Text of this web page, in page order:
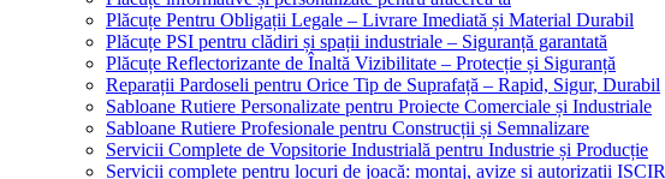
Plăcuțe Pentru Obligații Legale – Livrare Imediată și Material Durabil
Plăcuțe PSI pentru clădiri și spații industriale – Siguranță garantată
Plăcuțe Reflectorizante de Înaltă Vizibilitate – Protecție și Siguranță
Reparații Pardoseli pentru Orice Tip de Suprafață – Rapid, Sigur, Durabil
Sabloane Rutiere Personalizate pentru Proiecte Comerciale și Industriale
Sabloane Rutiere Profesionale pentru Construcții și Semnalizare
Servicii Complete de Vopsitorie Industrială pentru Industrie și Producție
Servicii complete pentru locuri de joacă: montaj, avize și autorizații ISCIR